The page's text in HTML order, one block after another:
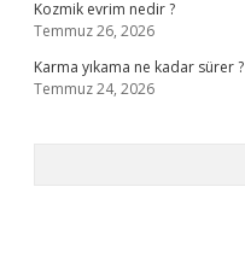
Kozmik evrim nedir ?
Temmuz 26, 2026
Karma yıkama ne kadar sürer ?
Temmuz 24, 2026